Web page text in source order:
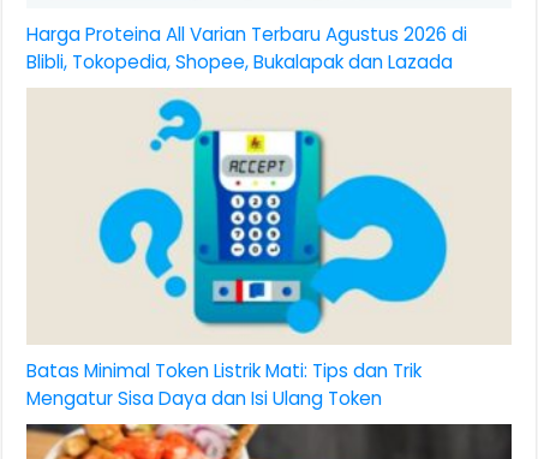
Harga Proteina All Varian Terbaru Agustus 2026 di
Blibli, Tokopedia, Shopee, Bukalapak dan Lazada
Batas Minimal Token Listrik Mati: Tips dan Trik
Mengatur Sisa Daya dan Isi Ulang Token